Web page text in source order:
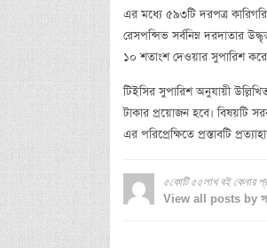
এর মধ্যে ৫৯৩টি দরপত্র
রেসপন্সিভ সর্বনিম্ন দরদাতার
১০ শতাংশ দেওয়ার সুপারিশ
টিইসির সুপারিশ অনুযায়ী
টাকার প্রয়োজন হবে। বিষয়টি
এর পরিপ্রেক্ষিতে প্রস্তাবটি
৫কোটি ৫৫লাখ বই কেনার
View all posts by